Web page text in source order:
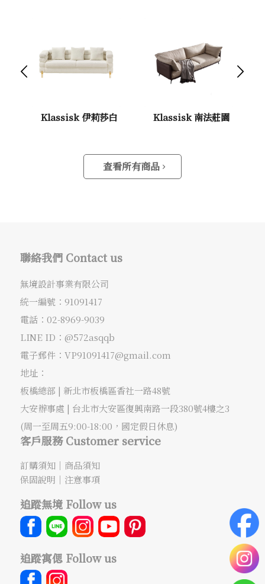
Klassisk 伊莉莎白 Klassisk 南法莊園
下一頁
查看所有商品
聯絡我們 Contact us
無境設計事業有限公司
統一編號：91091417
電話： 02-8969-9039
LINE ID：@572asqqb
電子郵件： VP91091417@gmail.com
地址：
板橋總部 | 新北市板橋區香社一路48號
大安辦事處 | 台北市大安區復興南路一段380號4樓之3
(周一至周五9:00-18:00，國定假日休息)
客戶服務 Customer service
訂購須知｜ 商品須知
保固說明 ｜ 注意事項
追蹤無境 Follow us
追蹤寓偲 Follow us